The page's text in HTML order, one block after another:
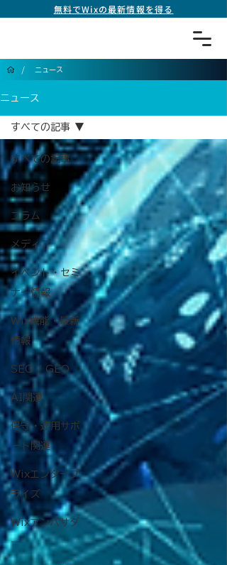
無料でWixの最新情報を得る
/ ニュース
ニュース
すべての記事
お知らせ
コラム
メディア
イベント・セミ
ナー情報
Wix機能・最新
情報
SEO / GEO
AI関連
保守・運用サポ
ート関連
Wixエンタープ
ライズ
Wixアンバサダ
ー
すべての記事